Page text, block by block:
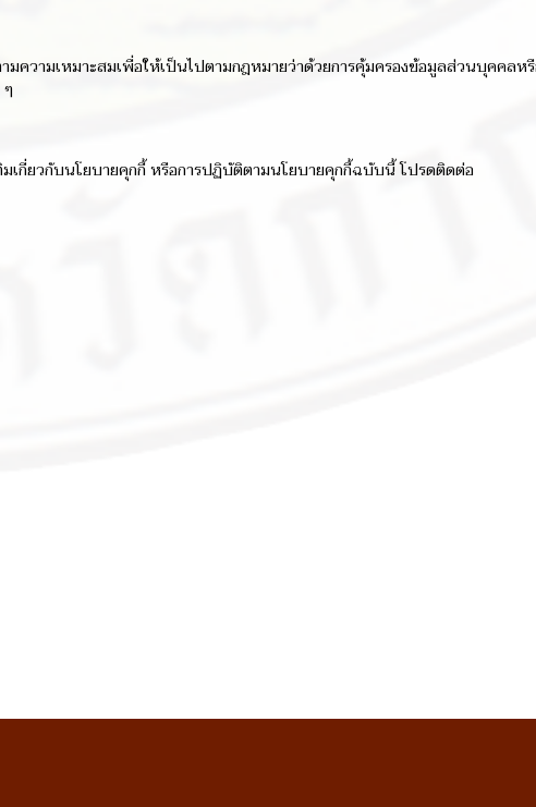
ความเหมาะสมเพื่อให้เป็นไปตามกฎหมายว่าด้วยการคุ้มครองข้อมูลส่วนบุคคลห
มเกี่ยวกับนโยบายคุกกี้ หรือการปฏิบัติตามนโยบายคุกกี้ฉบับนี้ โปรดติดต่อ